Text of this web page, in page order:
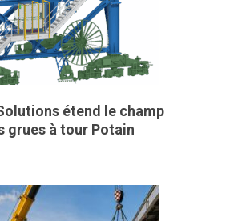
étend le champ
grues à tour Potain